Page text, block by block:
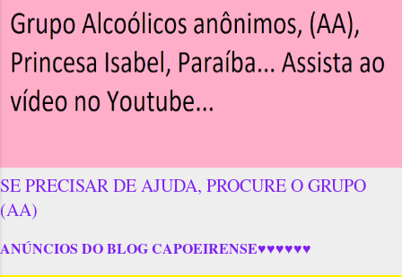
SE PRECISAR DE AJUDA, PROCURE O GRUPO
(AA)
ANÚNCIOS DO BLOG CAPOEIRENSE♥♥♥♥♥♥